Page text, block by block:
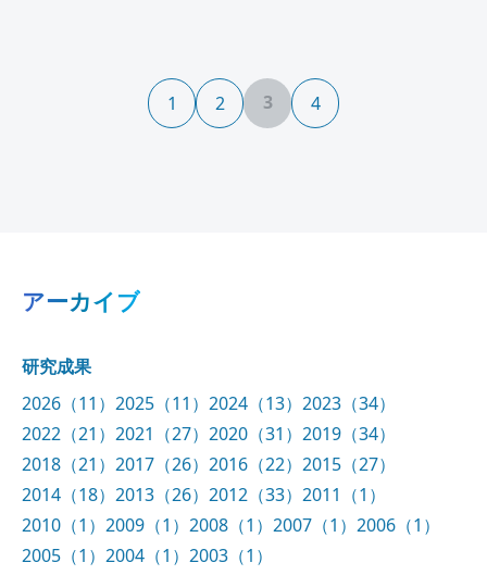
1 2 3 4
アーカイブ
研究成果
2026（11） 2025（11） 2024（13） 2023（34）
2022（21） 2021（27） 2020（31） 2019（34）
2018（21） 2017（26） 2016（22） 2015（27）
2014（18） 2013（26） 2012（33） 2011（1）
2010（1） 2009（1） 2008（1） 2007（1） 2006（1）
2005（1） 2004（1） 2003（1）